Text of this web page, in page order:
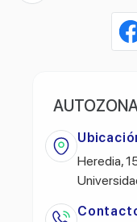
Heredia,